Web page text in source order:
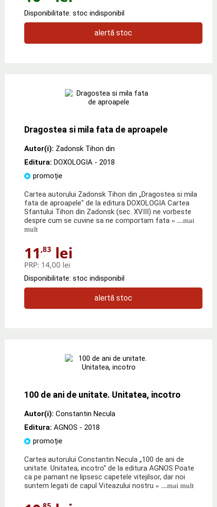
Disponibilitate: stoc indisponibil
alertă stoc
Dragostea si mila fata de aproapele
Autor(i): Zadonsk Tihon din
Editura: DOXOLOGIA - 2018
promoție
Cartea autorului Zadonsk Tihon din „Dragostea si mila
fata de aproapele" de la editura DOXOLOGIA Cartea
Sfantului Tihon din Zadonsk (sec. XVIII) ne vorbeste
despre cum se cuvine sa ne comportam fata » ...mai
mult
11 ,83 lei
PRP: 14,00 lei
Disponibilitate: stoc indisponibil
alertă stoc
100 de ani de unitate. Unitatea, incotro
Autor(i): Constantin Necula
Editura: AGNOS - 2018
promoție
Cartea autorului Constantin Necula „100 de ani de
unitate. Unitatea, incotro" de la editura AGNOS Poate
ca pe pamant ne lipsesc capetele vitejilsor, dar noi
suntem legati de capul Viteazului nostru » ...mai mult